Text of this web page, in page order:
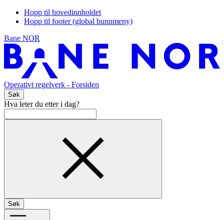
Hopp til hovedinnholdet
Hopp til footer (global bunnmeny)
Bane NOR
Operativt regelverk - Forsiden
Søk
Hva leter du etter i dag?
Søk